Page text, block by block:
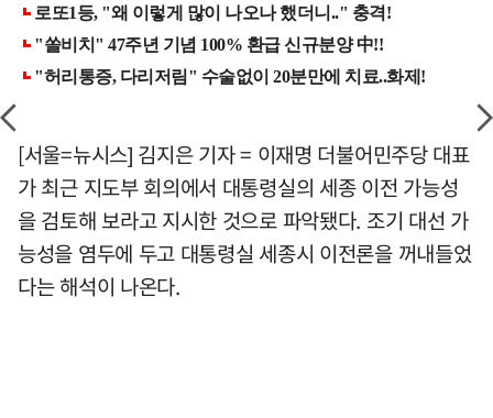
[서울=뉴시스] 김지은 기자 = 이재명 더불어민주당 대표
가 최근 지도부 회의에서 대통령실의 세종 이전 가능성
을 검토해 보라고 지시한 것으로 파악됐다. 조기 대선 가
능성을 염두에 두고 대통령실 세종시 이전론을 꺼내들었
다는 해석이 나온다.